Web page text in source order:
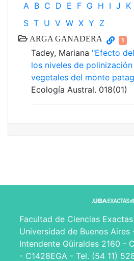
A B C D E F G H I J K
S T U V W X Y Z
ARGA GANADERA 1
Tadey, Mariana "Efecto
los niveles de
vegetales del monte
Ecología Austral. 018(01)
Facultad de Ciencias
Universidad de Buenos Aires
Intendente Güiraldes 2160 -
- C1428EGA - Tel. (54 11)